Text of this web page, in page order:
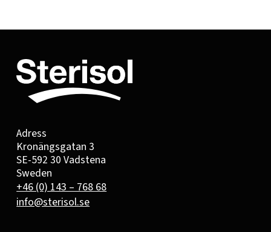
Adress
Kronängsgatan 3
SE-592 30 Vadstena
Sweden
+46 (0) 143 – 768 68
info@sterisol.se